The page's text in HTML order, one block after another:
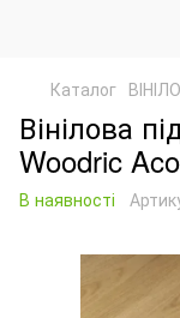
Каталог
Вінілова
Woodric
В наявності